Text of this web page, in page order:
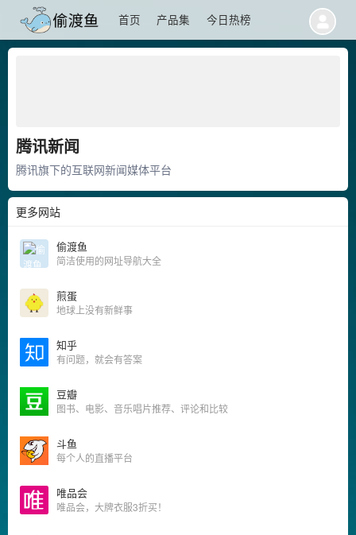
首页 产品集 今日热榜
腾讯新闻
腾讯旗下的互联网新闻媒体平台
更多网站
偷渡鱼
简洁使用的网址导航大全
煎蛋
地球上没有新鲜事
知乎
有问题，就会有答案
豆瓣
图书、电影、音乐唱片推荐、评论和比较
斗鱼
每个人的直播平台
唯品会
唯品会，大牌衣服3折买！